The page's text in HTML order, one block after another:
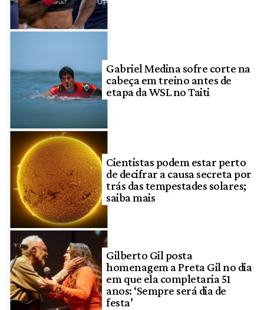
Gabriel Medina sofre corte na
cabeça em treino antes de
etapa da WSL no Taiti
Cientistas podem estar perto
de decifrar a causa secreta por
trás das tempestades solares;
saiba mais
Gilberto Gil posta
homenagem a Preta Gil no dia
em que ela completaria 51
anos: ‘Sempre será dia de
festa’